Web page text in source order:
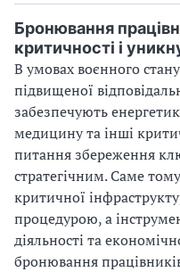
Бронювання
критичності і
В умовах воєнного
підвищеної
забезпечують
медицину та інші
питання збереження
стратегічним. Саме
критичної
процедурою, а
діяльності та
бронювання